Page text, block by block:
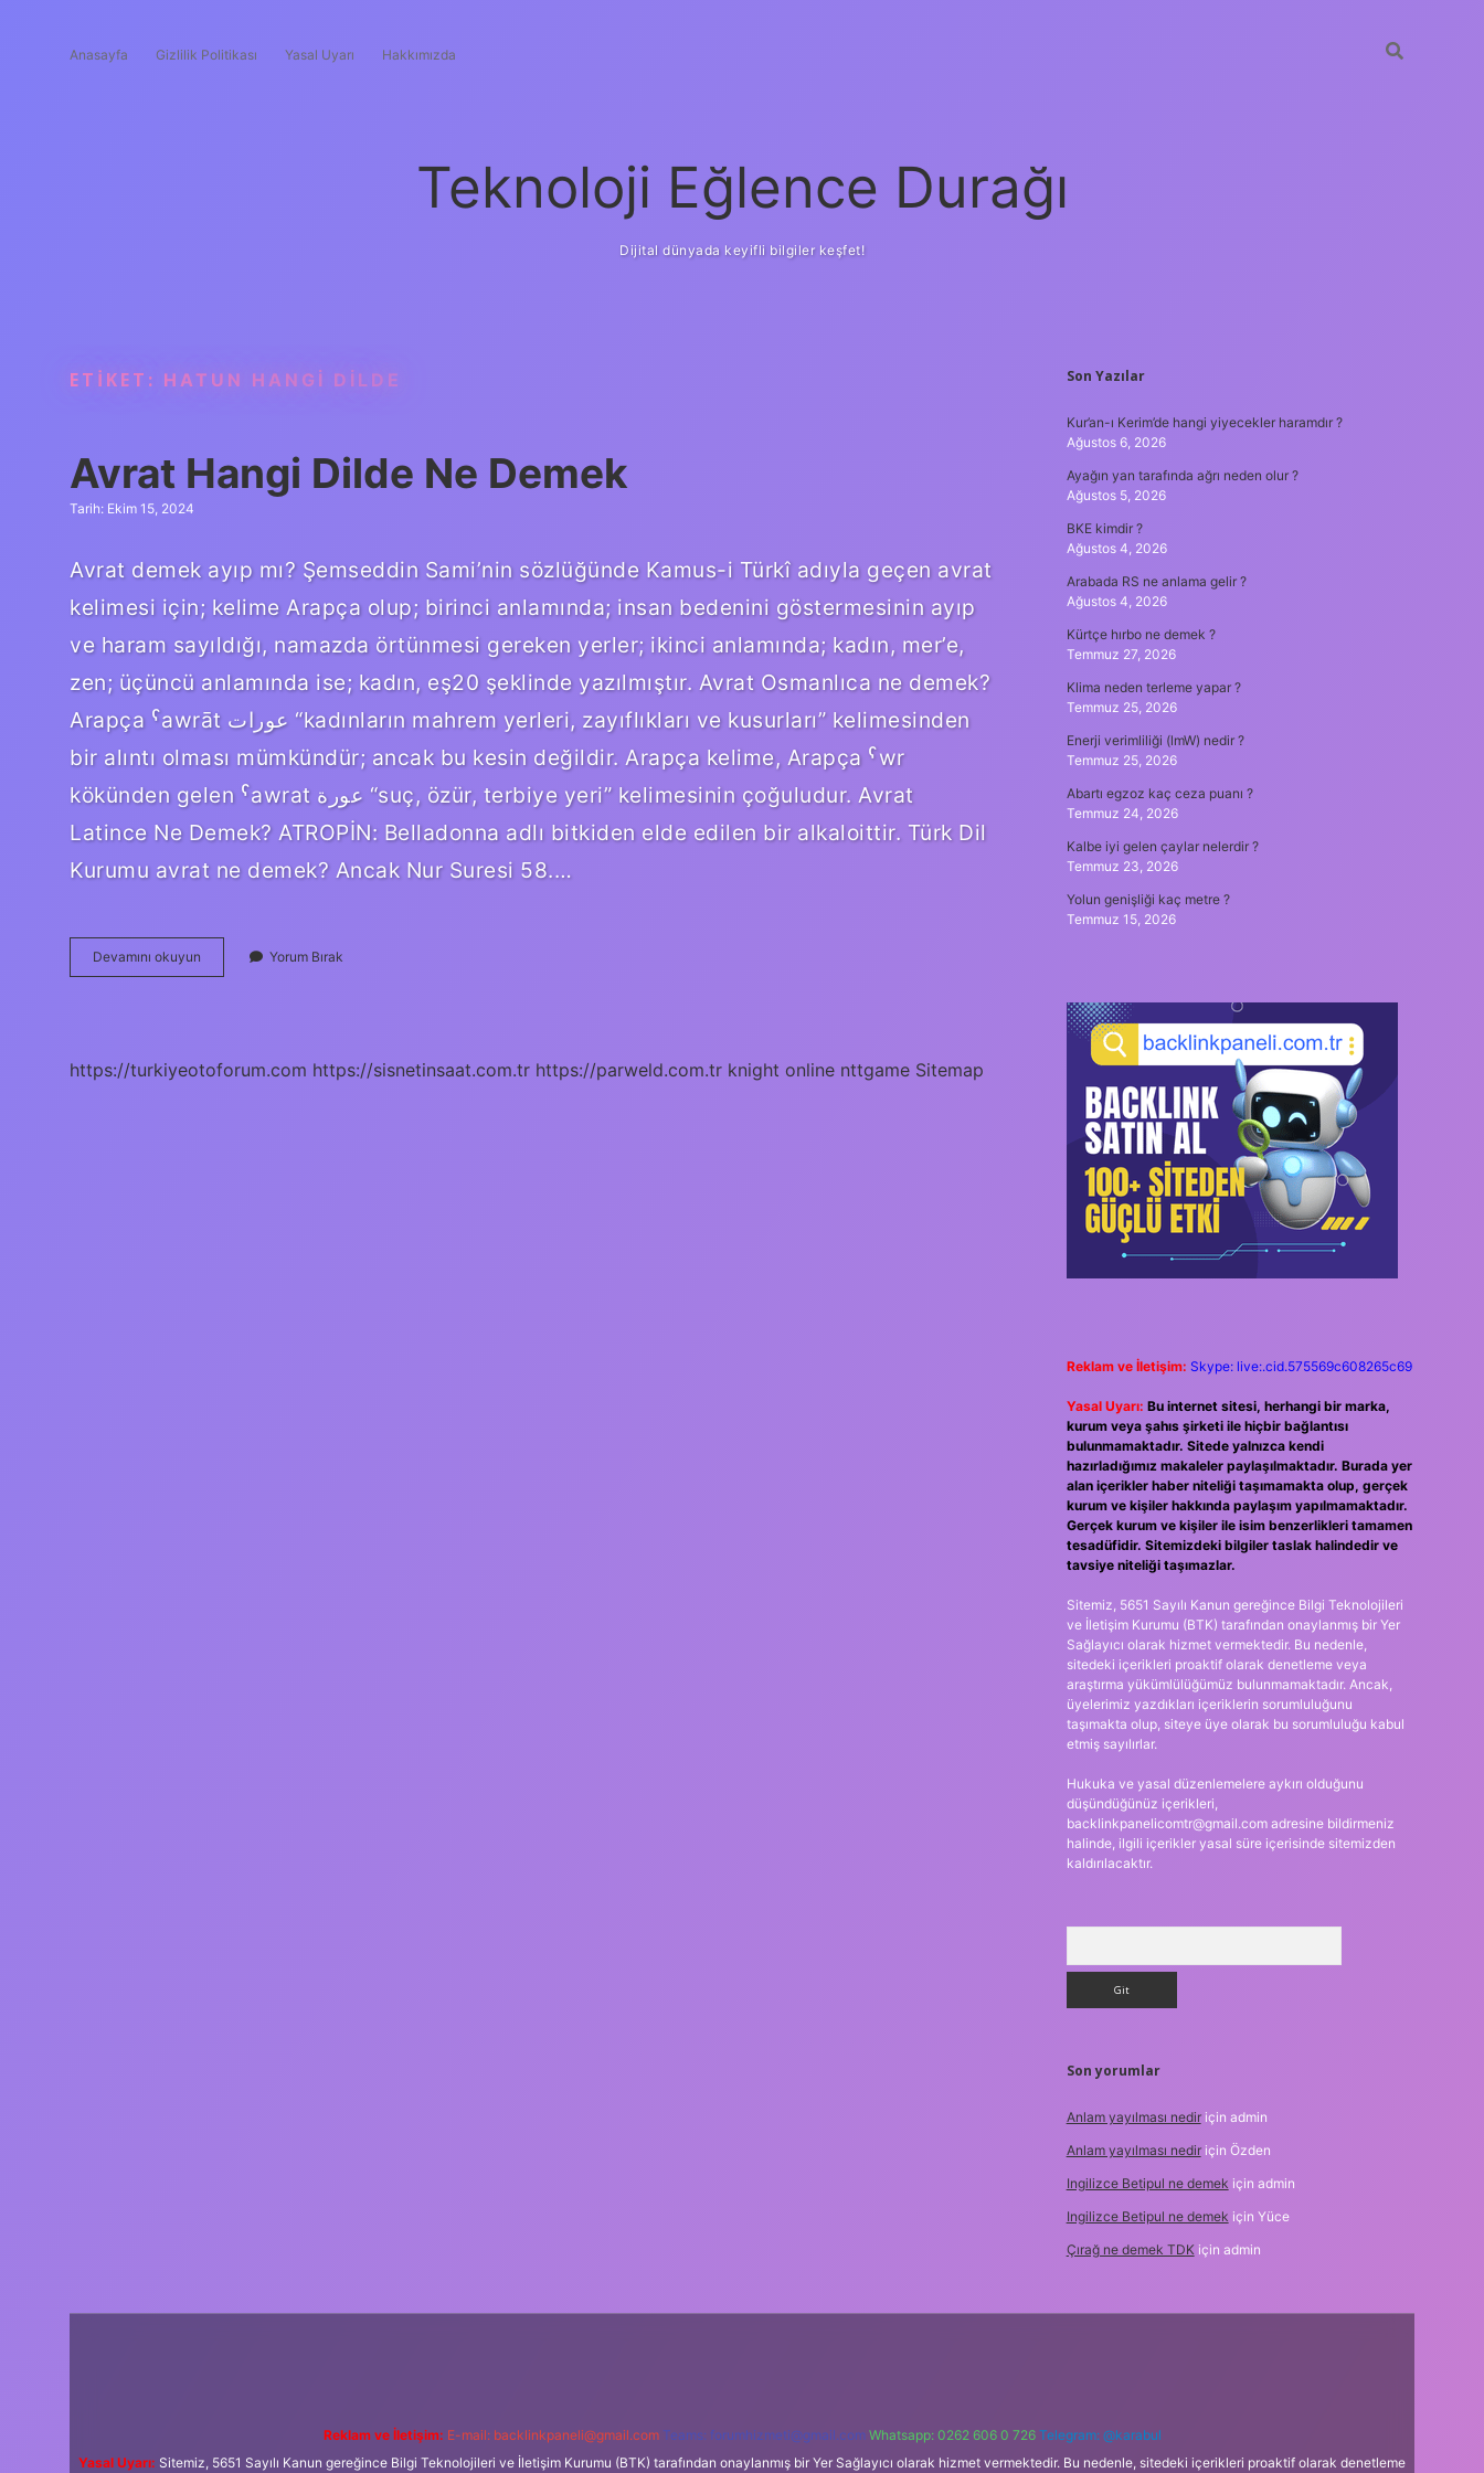
Anasayfa Gizlilik Politikası Yasal Uyarı Hakkımızda
Teknoloji Eğlence Durağı
Dijital dünyada keyifli bilgiler keşfet!
ETIKET: HATUN HANGI DILDE
Avrat Hangi Dilde Ne Demek
Tarih: Ekim 15, 2024
Avrat demek ayıp mı? Şemseddin Sami’nin sözlüğünde Kamus-i Türkî adıyla geçen avrat
kelimesi için; kelime Arapça olup; birinci anlamında; insan bedenini göstermesinin ayıp
ve haram sayıldığı, namazda örtünmesi gereken yerler; ikinci anlamında; kadın, mer’e,
zen; üçüncü anlamında ise; kadın, eş20 şeklinde yazılmıştır. Avrat Osmanlıca ne demek?
Arapça ˁawrāt عورات “kadınların mahrem yerleri, zayıflıkları ve kusurları” kelimesinden
bir alıntı olması mümkündür; ancak bu kesin değildir. Arapça kelime, Arapça ˁwr
kökünden gelen ˁawrat عورة “suç, özür, terbiye yeri” kelimesinin çoğuludur. Avrat
Latince Ne Demek? ATROPİN: Belladonna adlı bitkiden elde edilen bir alkaloittir. Türk Dil
Kurumu avrat ne demek? Ancak Nur Suresi 58.…
Devamını okuyun
Hangi
Yorum Bırak
https://turkiyeotoforum.com https://sisnetinsaat.com.tr https://parweld.com.tr knight online nttgame Sitemap
SIDEBAR
Son Yazılar
Kur’an-ı Kerim’de hangi yiyecekler haramdır ?
Ağustos 6, 2026
Ayağın yan tarafında ağrı neden olur ?
Ağustos 5, 2026
BKE kimdir ?
Ağustos 4, 2026
Arabada RS ne anlama gelir ?
Ağustos 4, 2026
Kürtçe hırbo ne demek ?
Temmuz 27, 2026
Klima neden terleme yapar ?
Temmuz 25, 2026
Enerji verimliliği (lmW) nedir ?
Temmuz 25, 2026
Abartı egzoz kaç ceza puanı ?
Temmuz 24, 2026
Kalbe iyi gelen çaylar nelerdir ?
Temmuz 23, 2026
Yolun genişliği kaç metre ?
Temmuz 15, 2026
Reklam ve İletişim: Skype: live:.cid.575569c608265c69
Yasal Uyarı: Bu internet sitesi, herhangi bir marka,
kurum veya şahıs şirketi ile hiçbir bağlantısı
bulunmamaktadır. Sitede yalnızca kendi
hazırladığımız makaleler paylaşılmaktadır. Burada yer
alan içerikler haber niteliği taşımamakta olup, gerçek
kurum ve kişiler hakkında paylaşım yapılmamaktadır.
Gerçek kurum ve kişiler ile isim benzerlikleri tamamen
tesadüfidir. Sitemizdeki bilgiler taslak halindedir ve
tavsiye niteliği taşımazlar.
Sitemiz, 5651 Sayılı Kanun gereğince Bilgi Teknolojileri
ve İletişim Kurumu (BTK) tarafından onaylanmış bir Yer
Sağlayıcı olarak hizmet vermektedir. Bu nedenle,
sitedeki içerikleri proaktif olarak denetleme veya
araştırma yükümlülüğümüz bulunmamaktadır. Ancak,
üyelerimiz yazdıkları içeriklerin sorumluluğunu
taşımakta olup, siteye üye olarak bu sorumluluğu kabul
etmiş sayılırlar.
Hukuka ve yasal düzenlemelere aykırı olduğunu
düşündüğünüz içerikleri,
backlinkpanelicomtr@gmail.comadresine bildirmeniz
halinde, ilgili içerikler yasal süre içerisinde sitemizden
kaldırılacaktır.
Son yorumlar
Anlam yayılması nediriçin admin
Anlam yayılması nediriçin Özden
Ingilizce Betipul ne demek için admin
Ingilizce Betipul ne demek için Yüce
Çırağ ne demek TDKiçin admin
Reklam ve İletişim: E-mail: backlinkpaneli@gmail.com Teams: forumhizmeti@gmail.com Whatsapp: 0262 606 0 726 Telegram: @karabul
Yasal Uyarı: Sitemiz, 5651 Sayılı Kanun gereğince Bilgi Teknolojileri ve İletişim Kurumu (BTK) tarafından onaylanmış bir Yer Sağlayıcı olarak hizmet vermektedir. Bu nedenle, sitedeki içerikleri proaktif olarak denetleme